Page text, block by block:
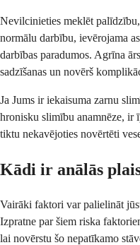
Nevilcinieties meklēt
normālu darbību, ievērojama
darbības paradumos. Agrīna
sadzīšanas un novērš
Ja Jums ir iekaisuma zarnu
hronisku slimību anamnēze, ir
tiktu nekavējoties novērtēti
Kādi ir anālās
Vairāki faktori var palielināt
Izpratne par šiem riska
lai novērstu šo nepatīkamo